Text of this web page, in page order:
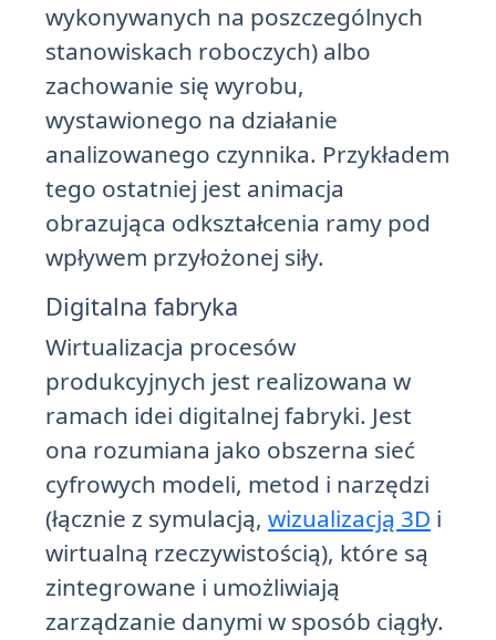
wykonywanych na poszczególnych
stanowiskach roboczych) albo
zachowanie się wyrobu,
wystawionego na działanie
analizowanego czynnika. Przykładem
tego ostatniej jest animacja
obrazująca odkształcenia ramy pod
wpływem przyłożonej siły.
Digitalna fabryka
Wirtualizacja procesów
produkcyjnych jest realizowana w
ramach idei digitalnej fabryki. Jest
ona rozumiana jako obszerna sieć
cyfrowych modeli, metod i narzędzi
(łącznie z symulacją, wizualizacją 3D i
wirtualną rzeczywistością), które są
zintegrowane i umożliwiają
zarządzanie danymi w sposób ciągły.